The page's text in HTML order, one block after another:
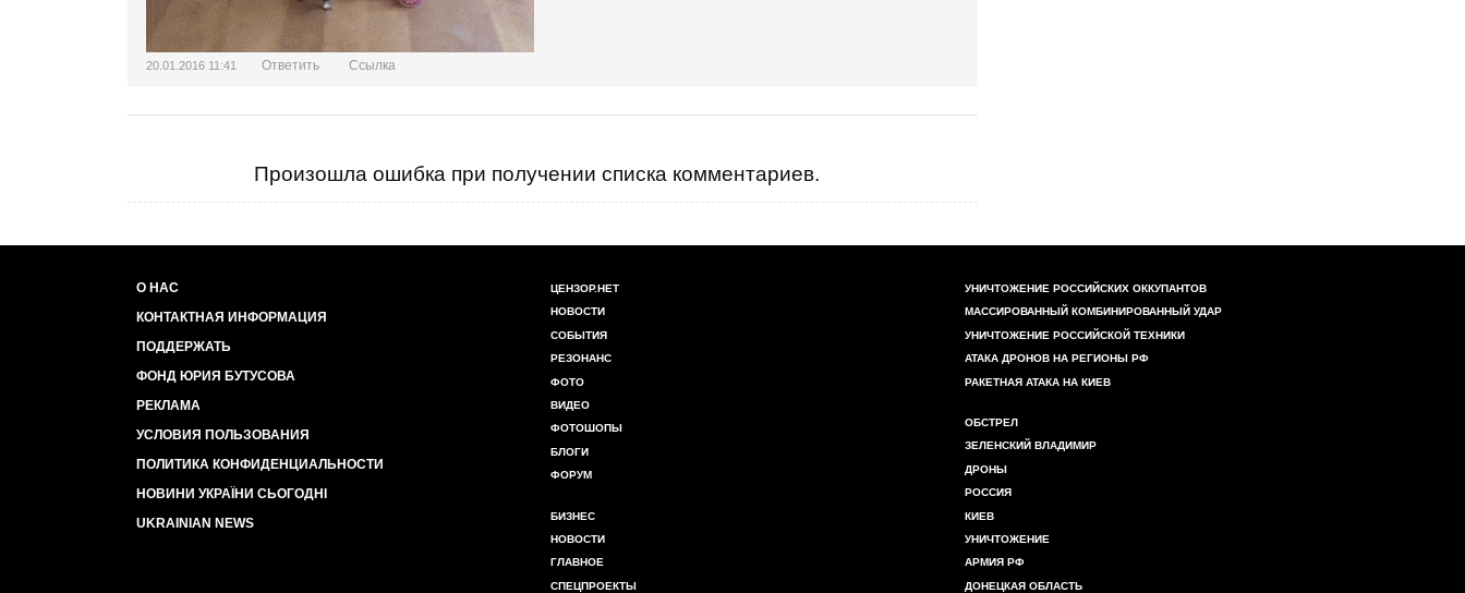
20.01.2016 11:41 Ответить Ссылка
Произошла ошибка при получении списка комментариев.
О НАС
КОНТАКТНАЯ ИНФОРМАЦИЯ
ПОДДЕРЖАТЬ
ФОНД ЮРИЯ БУТУСОВА
РЕКЛАМА
УСЛОВИЯ ПОЛЬЗОВАНИЯ
ПОЛИТИКА КОНФИДЕНЦИАЛЬНОСТИ
НОВИНИ УКРАЇНИ СЬОГОДНІ
UKRAINIAN NEWS
ЦЕНЗОР.НЕТ
НОВОСТИ
СОБЫТИЯ
РЕЗОНАНС
ФОТО
ВИДЕО
ФОТОШОПЫ
БЛОГИ
ФОРУМ
БИЗНЕС
НОВОСТИ
ГЛАВНОЕ
СПЕЦПРОЕКТЫ
УНИЧТОЖЕНИЕ РОССИЙСКИХ ОККУПАНТОВ
МАССИРОВАННЫЙ КОМБИНИРОВАННЫЙ УДАР
УНИЧТОЖЕНИЕ РОССИЙСКОЙ ТЕХНИКИ
АТАКА ДРОНОВ НА РЕГИОНЫ РФ
РАКЕТНАЯ АТАКА НА КИЕВ
ОБСТРЕЛ
ЗЕЛЕНСКИЙ ВЛАДИМИР
ДРОНЫ
РОССИЯ
КИЕВ
УНИЧТОЖЕНИЕ
АРМИЯ РФ
ДОНЕЦКАЯ ОБЛАСТЬ